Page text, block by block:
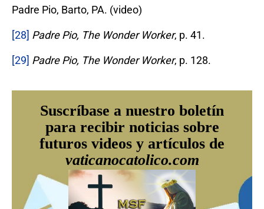
Padre Pio, Barto, PA. (video)
[28] Padre Pio, The Wonder Worker, p. 41.
[29] Padre Pio, The Wonder Worker, p. 128.
Suscríbase a nuestro boletín
para recibir noticias sobre
futuros videos y artículos de
vaticanocatolico.com